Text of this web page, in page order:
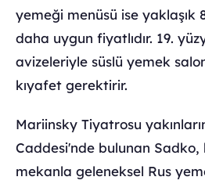
yemeği menüsü ise yaklaşık
daha uygun fiyatlıdır. 19.
avizeleriyle süslü yemek
kıyafet gerektirir.
Mariinsky Tiyatrosu
Caddesi'nde bulunan Sadko,
mekanla geleneksel Rus